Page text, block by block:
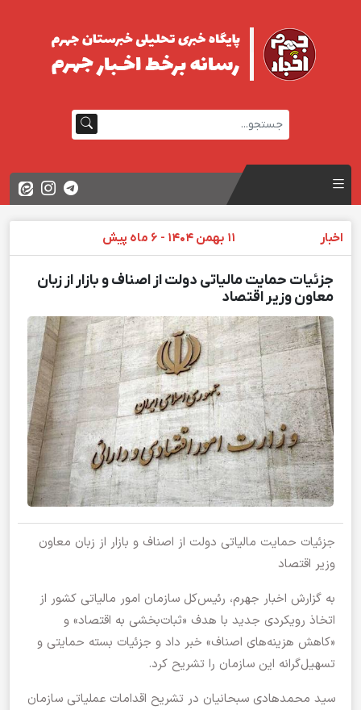
اخبار 11 بهمن 1404 - 6 ماه پیش
جزئیات حمایت مالیاتی دولت از اصناف و بازار از زبان
معاون وزیر اقتصاد
جزئیات حمایت مالیاتی دولت از اصناف و بازار از زبان معاون
وزیر اقتصاد
به گزارش اخبار جهرم، رئیس‌کل سازمان امور مالیاتی کشور از
اتخاذ رویکردی جدید با هدف «ثبات‌بخشی به اقتصاد» و
«کاهش هزینه‌های اصناف» خبر داد و جزئیات بسته حمایتی و
تسهیل‌گرانه این سازمان را تشریح کرد.
سید محمدهادی سبحانیان در تشریح اقدامات عملیاتی سازمان